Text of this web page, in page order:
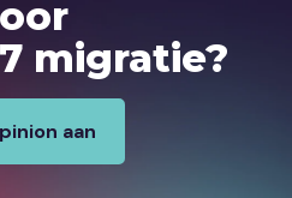
migratie?
aan